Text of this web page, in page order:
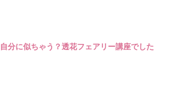
自分に似ちゃう？透花フェアリー講座でした